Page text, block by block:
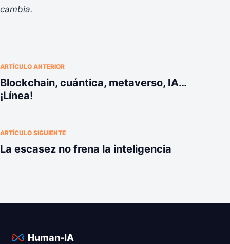
cambia.
ARTÍCULO ANTERIOR
Blockchain, cuántica, metaverso, IA…
¡Línea!
ARTÍCULO SIGUIENTE
La escasez no frena la inteligencia
Human-IA